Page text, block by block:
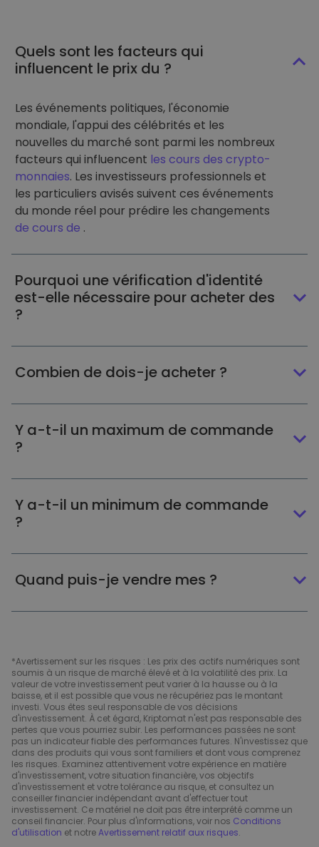
Quels sont les facteurs qui
influencent le prix du ?
Les événements politiques, l'économie
mondiale, l'appui des célébrités et les
nouvelles du marché sont parmi les nombreux
facteurs qui influencent les cours des crypto-
monnaies. Les investisseurs professionnels et
les particuliers avisés suivent ces événements
du monde réel pour prédire les changements
de cours de .
Pourquoi une vérification d'identité
est-elle nécessaire pour acheter des
?
Combien de dois-je acheter ?
Y a-t-il un maximum de commande
?
Y a-t-il un minimum de commande
?
Quand puis-je vendre mes ?
*Avertissement sur les risques : Les prix des actifs numériques sont
soumis à un risque de marché élevé et à la volatilité des prix. La
valeur de votre investissement peut varier à la hausse ou à la
baisse, et il est possible que vous ne récupériez pas le montant
investi. Vous êtes seul responsable de vos décisions
d'investissement. À cet égard, Kriptomat n'est pas responsable des
pertes que vous pourriez subir. Les performances passées ne sont
pas un indicateur fiable des performances futures. N'investissez que
dans des produits qui vous sont familiers et dont vous comprenez
les risques. Examinez attentivement votre expérience en matière
d'investissement, votre situation financière, vos objectifs
d'investissement et votre tolérance au risque, et consultez un
conseiller financier indépendant avant d'effectuer tout
investissement. Ce matériel ne doit pas être interprété comme un
conseil financier. Pour plus d'informations, voir nos Conditions
d'utilisation et notreAvertissement relatif aux risques.